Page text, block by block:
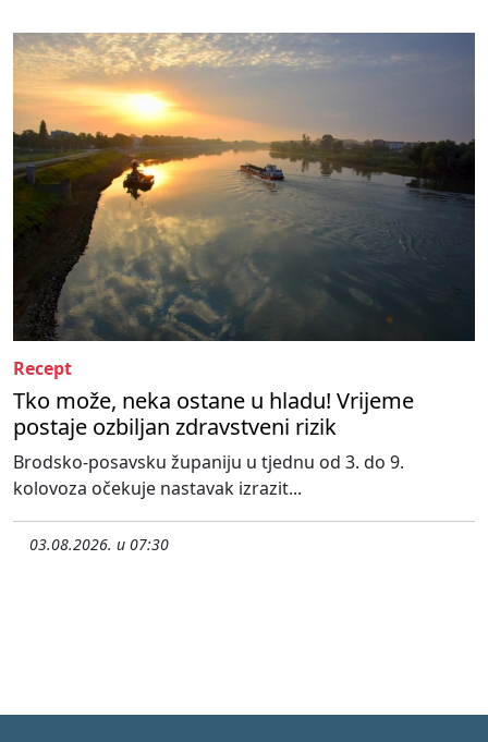
Recept
Tko može, neka ostane u hladu! Vrijeme
postaje ozbiljan zdravstveni rizik
Brodsko-posavsku županiju u tjednu od 3. do 9.
kolovoza očekuje nastavak izrazit...
03.08.2026. u 07:30